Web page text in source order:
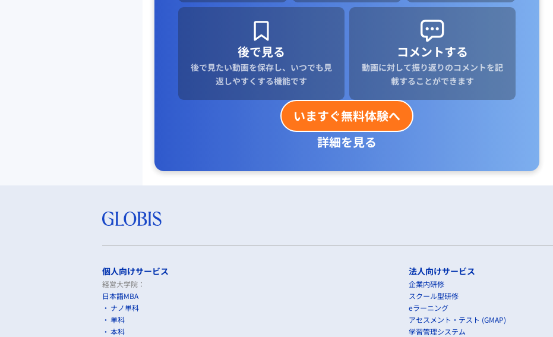
後で見る
後で見たい動画を保存し、いつでも見
返しやすくする機能です
コメントする
動画に対して振り返りのコメントを記
載することができます
いますぐ無料体験へ
詳細を見る
個人向けサービス
経営大学院：
日本語MBA
ナノ単科
単科
本科
法人向けサービス
企業内研修
スクール型研修
eラーニング
アセスメント・テスト (GMAP)
学習管理システム